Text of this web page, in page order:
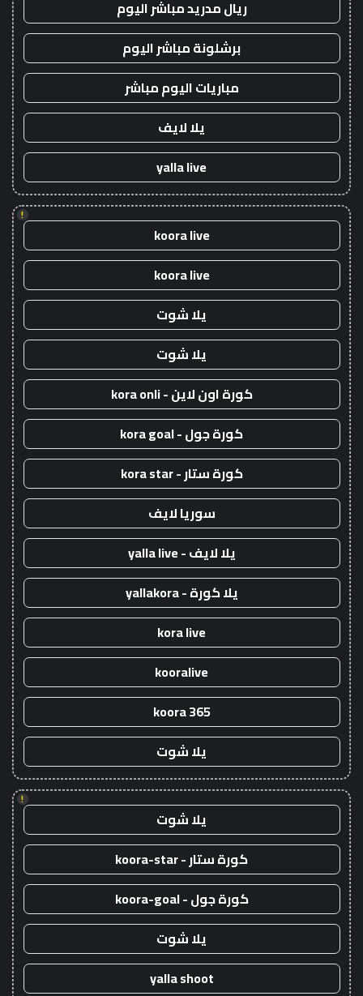
ريال مدريد مباشر اليوم
برشلونة مباشر اليوم
مباريات اليوم مباشر
يلا لايف
yalla live
!
koora live
koora live
يلا شوت
يلا شوت
كورة اون لاين - kora onli
كورة جول - kora goal
كورة ستار - kora star
سوريا لايف
يلا لايف - yalla live
يلا كورة - yallakora
kora live
kooralive
koora 365
يلا شوت
!
يلا شوت
كورة ستار - koora-star
كورة جول - koora-goal
يلا شوت
yalla shoot